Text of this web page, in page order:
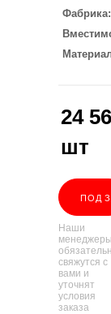
Фабрика
24
шт
ПОД
Наши
менеджеры
свяжутся с
вами и
уточнят
условия
заказа